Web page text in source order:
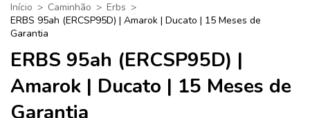
Início > Caminhão > Erbs >
ERBS 95ah (ERCSP95D) | Amarok | Ducato | 15 Meses de
Garantia
ERBS 95ah (ERCSP95D) |
Amarok | Ducato | 15 Meses de
Garantia